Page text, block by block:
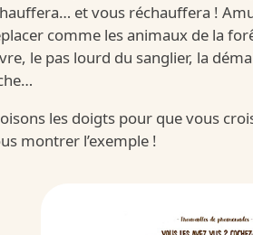
Kinder
/fr/fr/kinder-bueno-white
New
et vous réchauffera !
comme les animaux de la
le pas lourd du sanglier, la
les doigts pour que vous
montrer l’exemple !